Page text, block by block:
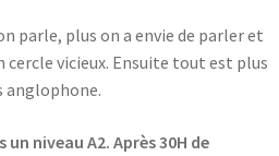
parle, plus on a envie de parler et
cercle vicieux. Ensuite tout est plus
anglophone.
niveau A2. Après 30H de